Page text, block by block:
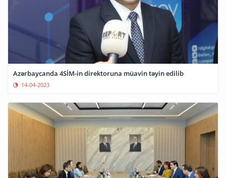
Azərbaycanda 4SİM-in direktoruna müavin təyin edilib
14-04-2023